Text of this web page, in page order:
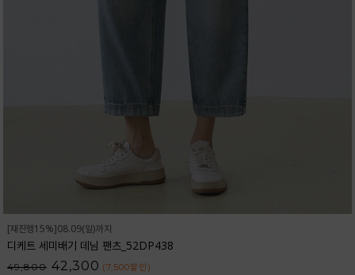
[재진행15%]08.09(일)까지
디케트 세미배기 데님 팬츠_52DP438
49,800 42,300 (7,500할인 )